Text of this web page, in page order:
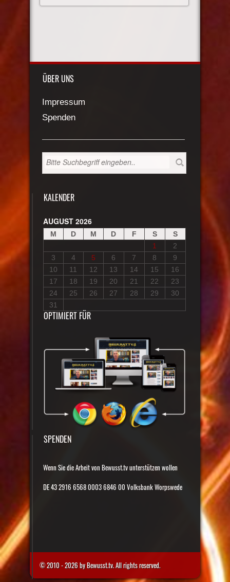
ÜBER UNS
Impressum
Spenden
KALENDER
AUGUST 2026
M D M D F S
S
1
2
3
4 5 6 7 8
9
10
11 12 13 14 15
16
17
18 19 20 21 22
23
24
25 26 27 28 29
30
31
OPTIMIERT FÜR
SPENDEN
Wenn Sie die Arbeit von Bewusst.tv unterstützen wollen
DE 43 2916 6568 0003 6846 00 Volksbank Worpswede
© 2010 - 2026 by Bewusst.tv. All rights reserved.